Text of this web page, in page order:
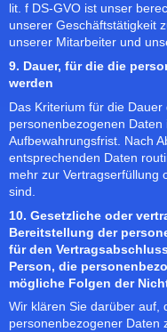
lit. f DS-GVO ist unser
unserer Geschäftstätigkeit
unserer Mitarbeiter und
9. Dauer, für die die
werden
Das Kriterium für die
personenbezogenen
Aufbewahrungsfrist. Nach
entsprechenden Daten
mehr zur Vertragserfüllung
sind.
10. Gesetzliche oder
Bereitstellung der
für den
Person, die
mögliche Folgen der
Wir klären Sie darüber auf,
personenbezogener Daten